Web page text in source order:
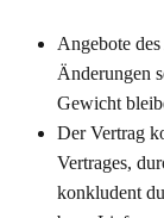
Angebote
Änderungen
Gewicht
Der Vertrag
Vertrages,
konkludent